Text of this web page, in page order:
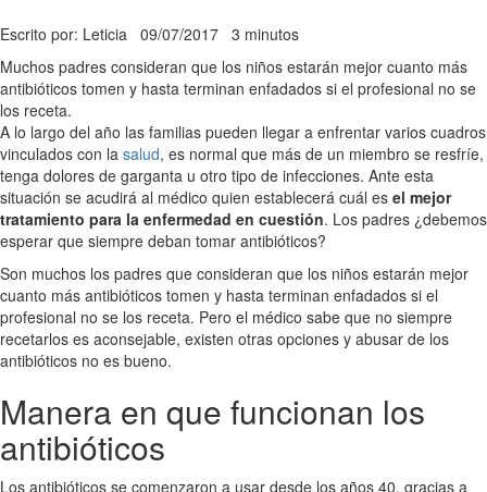
Escrito por: Leticia 09/07/2017 3 minutos
Muchos padres consideran que los niños estarán mejor cuanto más
antibióticos tomen y hasta terminan enfadados si el profesional no se
los receta.
A lo largo del año las familias pueden llegar a enfrentar varios cuadros
vinculados con la salud, es normal que más de un miembro se resfríe,
tenga dolores de garganta u otro tipo de infecciones. Ante esta
situación se acudirá al médico quien establecerá cuál es el mejor
tratamiento para la enfermedad en cuestión. Los padres ¿debemos
esperar que siempre deban tomar antibióticos?
Son muchos los padres que consideran que los niños estarán mejor
cuanto más antibióticos tomen y hasta terminan enfadados si el
profesional no se los receta. Pero el médico sabe que no siempre
recetarlos es aconsejable, existen otras opciones y abusar de los
antibióticos no es bueno.
Manera en que funcionan los
antibióticos
Los antibióticos se comenzaron a usar desde los años 40, gracias a